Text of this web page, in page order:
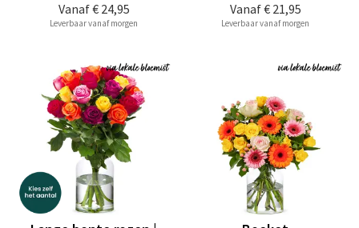
Vanaf€ 24,95
Leverbaar vanaf morgen
Vanaf€ 21,95
Leverbaar vanaf morgen